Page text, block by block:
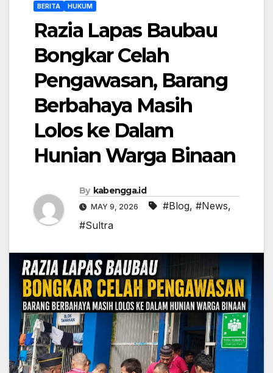
BERITA HUKUM
Razia Lapas Baubau
Bongkar Celah
Pengawasan, Barang
Berbahaya Masih
Lolos ke Dalam
Hunian Warga Binaan
By kabengga.id
MAY 9, 2026 #Blog, #News,
#Sultra